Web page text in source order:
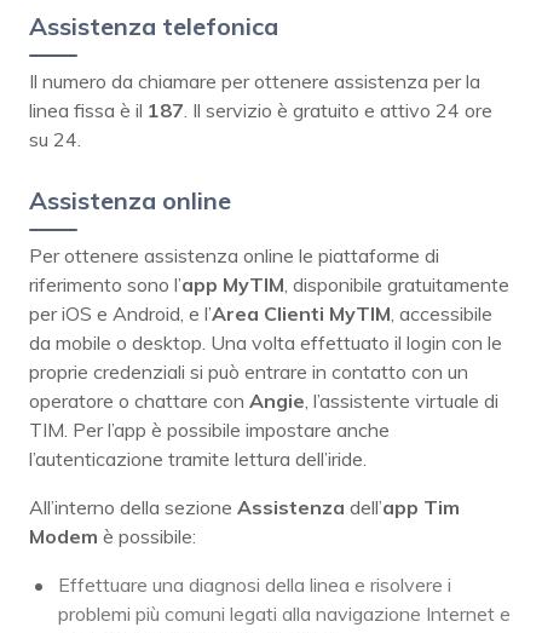
Assistenza telefonica
Il numero da chiamare per ottenere assistenza per la
linea fissa è il 187. Il servizio è gratuito e attivo 24 ore
su 24.
Assistenza online
Per ottenere assistenza online le piattaforme di
riferimento sono l’app MyTIM, disponibile gratuitamente
per iOS e Android, e l’Area Clienti MyTIM, accessibile
da mobile o desktop. Una volta effettuato il login con le
proprie credenziali si può entrare in contatto con un
operatore o chattare con Angie, l’assistente virtuale di
TIM. Per l’app è possibile impostare anche
l’autenticazione tramite lettura dell’iride.
All’interno della sezione Assistenza dell’app Tim
Modem è possibile:
Effettuare una diagnosi della linea e risolvere i
problemi più comuni legati alla navigazione Internet e